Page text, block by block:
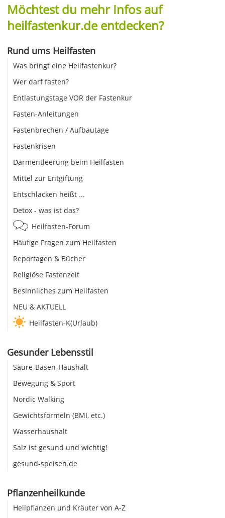
Möchtest du mehr Infos auf
heilfastenkur.de entdecken?
Rund ums Heilfasten
Was bringt eine Heilfastenkur?
Wer darf fasten?
Entlastungstage VOR der Fastenkur
Fasten-Anleitungen
Fastenbrechen / Aufbautage
Fastenkrisen
Darmentleerung beim Heilfasten
Mittel zur Entgiftung
Entschlacken heißt ...
Detox - was ist das?
Heilfasten-Forum
Häufige Fragen zum Heilfasten
Reportagen & Bücher
Religiöse Fastenzeit
Besinnliches zum Heilfasten
NEU & AKTUELL
Heilfasten-K(Urlaub)
Gesunder Lebensstil
Säure-Basen-Haushalt
Bewegung & Sport
Nordic Walking
Gewichtsformeln (BMI, etc.)
Wasserhaushalt
Salz ist gesund und wichtig!
gesund-speisen.de
Pflanzenheilkunde
Heilpflanzen und Kräuter von A-Z